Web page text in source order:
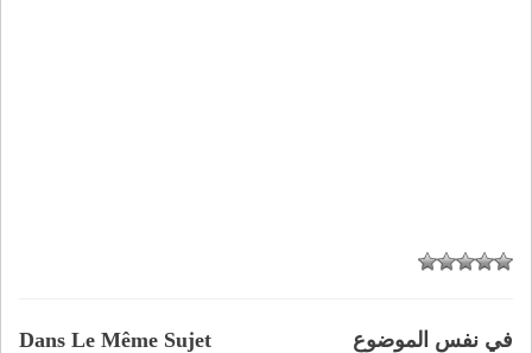
Dans Le Même Sujet في نفس الموضوع